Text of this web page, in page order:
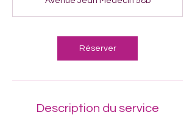
i
n
Réserver
Description du service